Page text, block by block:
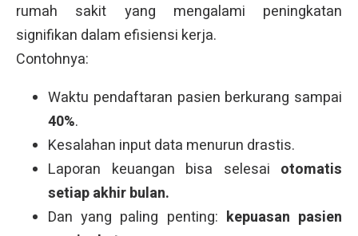
rumah sakit yang mengalami peningkatan
signifikan dalam efisiensi kerja.
Contohnya:
Waktu pendaftaran pasien berkurang sampai
40%.
Kesalahan input data menurun drastis.
Laporan keuangan bisa selesai otomatis
setiap akhir bulan.
Dan yang paling penting: kepuasan pasien